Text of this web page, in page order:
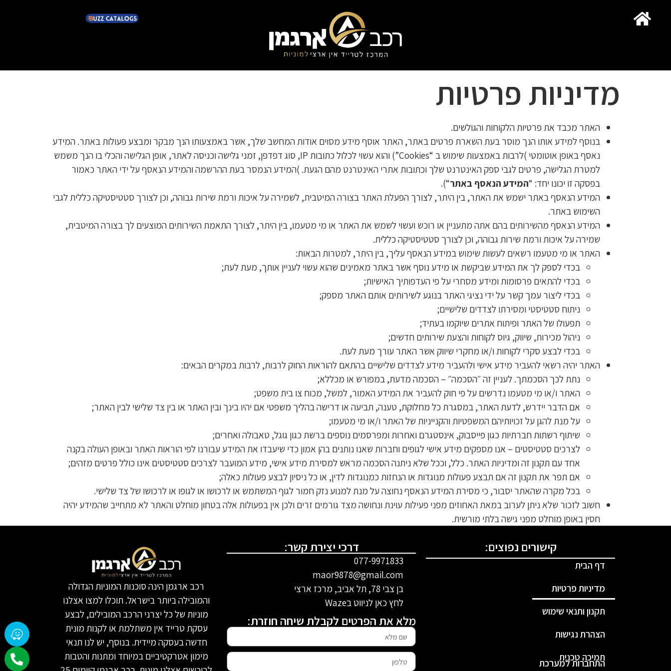
מדיניות פרטיות
האתר מכבד את פרטיות הלקוחות והגולשים.
בנוסף למידע אותו הנך מוסר בעת השארת פרטים באתר, האתר אוסף מידע מסוים אודות המחשב שלך, אשר באמצעותו הנך מבקר ומבצע פעולות באתר. המידע
נאסף באופן אוטומטי )לרבות באמצעות שימוש ב “Cookies”) והוא עשוי לכלול כתובות IP, סוג דפדפן, זמני גלישה וכניסה לאתר, אופן הגלישה והכלי בו הנך משמש
למטרת הגלישה, פרטים לגבי ספק האינטרנט שלך וכתובות אתרי האינטרנט מהם הגעת. )המידע הנמסר בעת ההרשמה והמידע הנאסף על ידי האתר כאמור
בפסקה זו יכונו יחד: “המידע הנאסף באתר“).
המידע הנאסף באתר ישמש את האתר, בין היתר, לצורך הפעלת האתר בצורה המיטבית, לשמירה על איכות ורמת שירות גבוהה, וכן לצורך סטטיסטיקה כללית לגבי
השימוש באתר.
המידע הנאסף מהשירותים בהם אתה מתעניין או רוכש ועשוי לשמש את האתר או מי מטעמו, בין היתר, לצורך התאמת השירותים המוצעים לך בצורה המיטבית,
שמירה על איכות ורמת שירות גבוהה, וכן לצורך סטטיסטיקה כללית.
האתר או מי מטעמו רשאים לעשות שימוש במידע הנאסף עליך, בין היתר, למטרות הבאות:
בכדי לספק לך את המידע שביקשת או מידע נוסף אשר באתר מאמינים שהוא עשוי לעניין אותך, מעת לעת;
בכדי להתאים פרסומות ומידע מסחרי על פי העדפותיך האישיות;
בכדי ליצור עמך קשר על ידי נציגי האתר בנוגע לשירותים אותם האתר מספק;
ניתוח סטטיסטי ומסירתו לצדדים שלישיים;
תפעולו של האתר ופיתוח אתרים שיוקמו בעתיד;
ניהול מכירות, שיווק, גיוס לקוחות והצעת שירותים חדשים;
בכדי לבצע סקרי לקוחות ו/או מחקרי שיווק אשר האתר עורך מעת לעת.
האתר יהיה רשאי להעביר מידע אישי ולהעביר מידע לצדדים שלישיים בהתאם להוראות החוק לרבות, לרבות במקרים הבאים:
נתת לכך הסכמתך. לעניין זה ״הסכמה״ – הסכמה מדעת, במפורש או מכללא;
האתר ו/או מי מטעמו נדרשים על פי חוק להעביר את המידע האמור, למשל, מכוח צו בית משפט;
אם הדבר יידרש, לדעת האתר, במסגרת כל מחלוקת, טענה, תביעה או דרישה בהליך משפטי אם יהיו בינך ובין האתר או בין צד שלישי לבין האתר;
על מנת להגן על זכויותיהם המשפטיות והקנייניות של האתר ו/או מי מטעמו;
שיתוף רשתות חברתיות כגון פייסבוק, אינסטגרם ואחרות ומפרסמים נוספים ברשת כגון גוגל, טאבולה ואחרים;
לצרכים סטטיסטים – אנו מספקים מידע אישי לגופים וחברות שאנו נותנים בהן אמון כדי שיעבדו את המידע עבורנו לפי הוראות האתר ובאופן העולה בקנה
אחד עם תקנון זה ומדיניות האתר. כלל, וככל שלא ניתנה הסכמה מראש למסירת מידע אישי, מידע המועבר לצרכים סטטיסטים אינו כולל פרטים מזהים;
אם תפר את תקנון זה אם תבצע פעולות מנוגדות או הנחזות כמנוגדות לדין, או כל ניסיון לבצע פעולות כאלה;
בכל מקרה שהאתר יסבור, כי מסירת המידע הנאסף נחוצה על מנת למנוע נזק חמור לגוף המשתמש או לרכושו או לגופו או לרכושו של צד שלישי.
חשוב לזכור שלא ניתן לערוב במאת האחוזים מפני פעילות עוינת ונחושה מצד גורמים זרים ולכן אין בפעולות אלה בטחון מוחלט והאתר לא מתחייב שהמידע יהיה
חסין באופן מוחלט מפני גישה בלתי מורשית.
קישורים נפוצים:
דף הבית
מדיניות פרטיות
תקנון ותנאי שימוש
הצהרת נגישות
תמיכה טכנית
התחברות למערכת
דרכי יצירת קשר:
077-9971833
maor9878@gmail.com
בן צבי 78
, תל אביב, מרכז ארצי
לחץ כאן לניווט בWaze
מלא את הפרטים לקבלת שיחה חוזרת:
רכב ארגמן הינה סוכנות המוניות הגדולה
והמובילה ביותר בישראל. תוכלו למצו אצלנו
מוניות של כל יצרני הרכב המובילים, לבצע
עסקת טרייד אין משתלמת או לקנות מונית
חדשה בעסקה מיידית. בנוסף, יש לנו תנאי
מימון אטרקטיביים במיוחד ומתנות והטבות